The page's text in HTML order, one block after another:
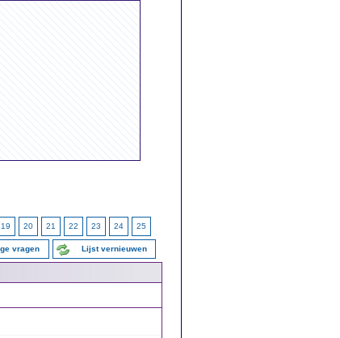
19 20 21 22 23 24 25
vragen Lijst vernieuwen